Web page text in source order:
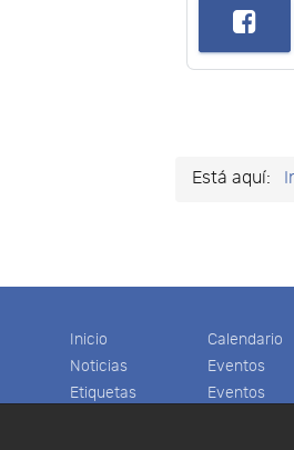
Está aquí:
Inicio
Noticias
Etiquetas
Calendario
Eventos
Eventos